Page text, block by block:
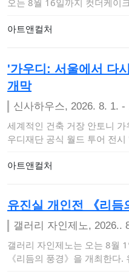
아트앤컬처
'가우디: 서울에서 다
개막
신사하우스, 2026. 8. 1. -
세계적인 건축 거장 안토니
우디재단 공식 월드 투어 전
아트앤컬처
유진실 개인전 《리듬
갤러리 자인제노, 2026..
갤러리 자인제노는 오는 8월
《리듬의 풍경》을 개최한다